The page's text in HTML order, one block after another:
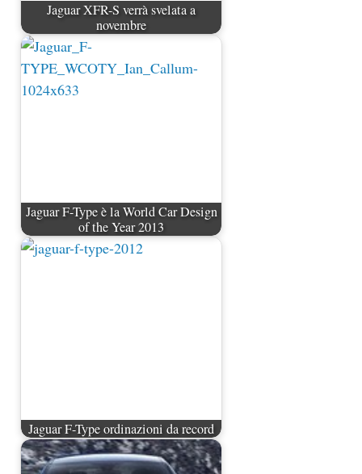
Jaguar XFR-S verrà svelata a
novembre
Jaguar F-Type è la World Car Design
of the Year 2013
Jaguar F-Type ordinazioni da record